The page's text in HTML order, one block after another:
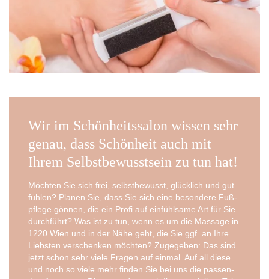
Wir im Schönheitssalon wissen sehr
genau, dass Schönheit auch mit
Ihrem Selbstbewusstsein zu tun hat!
Möch­ten Sie sich frei, selbst­be­wusst, glück­lich und gut
füh­len? Pla­nen Sie, dass Sie sich eine beson­de­re Fuß­
pfle­ge gön­nen, die ein Pro­fi auf ein­fühl­sa­me Art für Sie
durch­führt? Was ist zu tun, wenn es um die Mas­sa­ge in
1220 Wien und in der Nähe geht, die Sie ggf. an Ihre
Liebs­ten ver­schen­ken möch­ten? Zuge­ge­ben: Das sind
jetzt schon sehr vie­le Fra­gen auf ein­mal. Auf all die­se
und noch so vie­le mehr fin­den Sie bei uns die pas­sen­